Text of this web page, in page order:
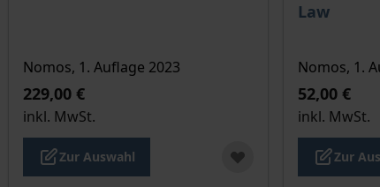
Nomos, 1. Auflage 2023
229,00 €
inkl. MwSt.
Zur Auswahl
Law
Nomos, 1.
52,00 €
inkl. MwSt.
Zur